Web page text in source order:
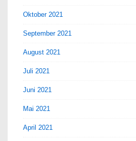
Oktober 2021
September 2021
August 2021
Juli 2021
Juni 2021
Mai 2021
April 2021